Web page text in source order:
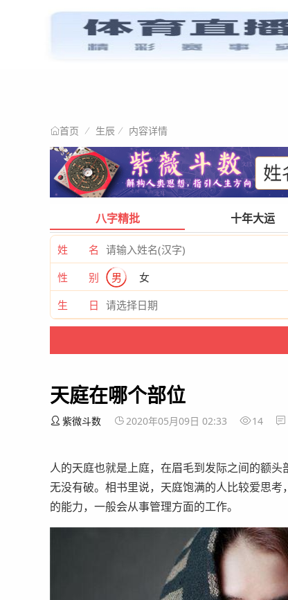
首页 星情阐
首页 生辰 内容详情
八字精批 十年大运
姓 名
性 别
男
女
生 日
天庭在哪个部位
紫微斗数 2020年05月09日 02:33 14
人的天庭也就是上庭，在眉毛到发际之间的额
无没有破。相书里说，天庭饱满的人比较爱思
的能力，一般会从事管理方面的工作。